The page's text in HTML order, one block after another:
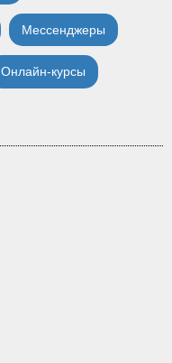
Мессенджеры
Онлайн-курсы